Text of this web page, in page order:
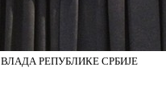
ВЛАДА РЕПУБЛИКЕ СРБИЈЕ